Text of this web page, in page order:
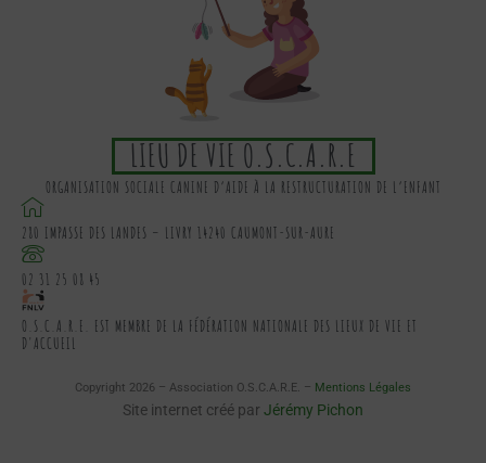
LIEU DE VIE O.S.C.A.R.E
ORGANISATION SOCIALE CANINE D’AIDE À LA RESTRUCTURATION DE L’ENFANT
280 IMPASSE DES LANDES – LIVRY 14240 CAUMONT-SUR-AURE
02 31 25 08 45
O.S.C.A.R.E. EST MEMBRE DE LA FÉDÉRATION NATIONALE DES LIEUX DE VIE ET
D'ACCUEIL
Copyright 2026 – Association O.S.C.A.R.E. – Mentions Légales
Site internet créé par Jérémy Pichon